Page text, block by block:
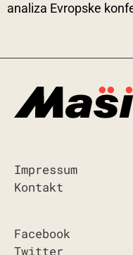
analiza Evropske
Impressum
Kontakt
Facebook
Twitter